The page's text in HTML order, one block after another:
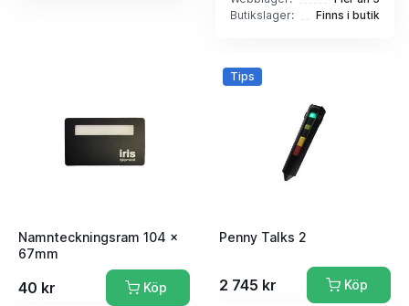
Butikslager:
Finns i butik
Namnteckningsram 104 x
67mm
40 kr Köp
Tips
Penny Talks 2
2 745 kr Köp